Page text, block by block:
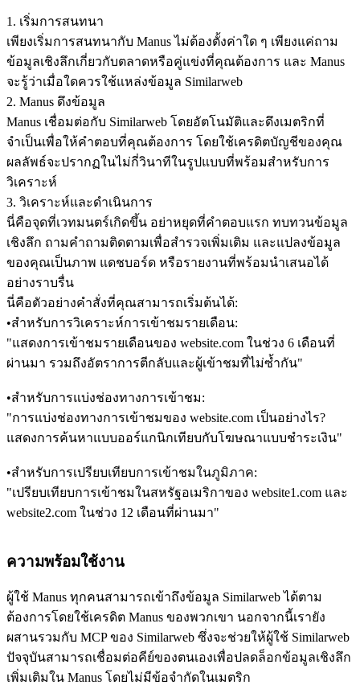
1. เริ่มการสนทนา
เพียงเริ่มการสนทนากับ Manus ไม่ต้องตั้งค่าใด ๆ เพียงแค่ถาม
ข้อมูลเชิงลึกเกี่ยวกับตลาดหรือคู่แข่งที่คุณต้องการ และ Manus
จะรู้ว่าเมื่อใดควรใช้แหล่งข้อมูล Similarweb
2. Manus ดึงข้อมูล
Manus เชื่อมต่อกับ Similarweb โดยอัตโนมัติและดึงเมตริกที่
จำเป็นเพื่อให้คำตอบที่คุณต้องการ โดยใช้เครดิตบัญชีของคุณ
ผลลัพธ์จะปรากฏในไม่กี่วินาทีในรูปแบบที่พร้อมสำหรับการ
วิเคราะห์
3. วิเคราะห์และดำเนินการ
นี่คือจุดที่เวทมนตร์เกิดขึ้น อย่าหยุดที่คำตอบแรก ทบทวนข้อมูล
เชิงลึก ถามคำถามติดตามเพื่อสำรวจเพิ่มเติม และแปลงข้อมูล
ของคุณเป็นภาพ แดชบอร์ด หรือรายงานที่พร้อมนำเสนอได้
อย่างราบรื่น
นี่คือตัวอย่างคำสั่งที่คุณสามารถเริ่มต้นได้:
•สำหรับการวิเคราะห์การเข้าชมรายเดือน:
"แสดงการเข้าชมรายเดือนของ website.com ในช่วง 6 เดือนที่
ผ่านมา รวมถึงอัตราการตีกลับและผู้เข้าชมที่ไม่ซ้ำกัน"
•สำหรับการแบ่งช่องทางการเข้าชม:
"การแบ่งช่องทางการเข้าชมของ website.com เป็นอย่างไร?
แสดงการค้นหาแบบออร์แกนิกเทียบกับโฆษณาแบบชำระเงิน"
•สำหรับการเปรียบเทียบการเข้าชมในภูมิภาค:
"เปรียบเทียบการเข้าชมในสหรัฐอเมริกาของ website1.com และ
website2.com ในช่วง 12 เดือนที่ผ่านมา"
ความพร้อมใช้งาน
ผู้ใช้ Manus ทุกคนสามารถเข้าถึงข้อมูล Similarweb ได้ตาม
ต้องการโดยใช้เครดิต Manus ของพวกเขา นอกจากนี้เรายัง
ผสานรวมกับ MCP ของ Similarweb ซึ่งจะช่วยให้ผู้ใช้ Similarweb
ปัจจุบันสามารถเชื่อมต่อคีย์ของตนเองเพื่อปลดล็อกข้อมูลเชิงลึก
เพิ่มเติมใน Manus โดยไม่มีข้อจำกัดในเมตริก